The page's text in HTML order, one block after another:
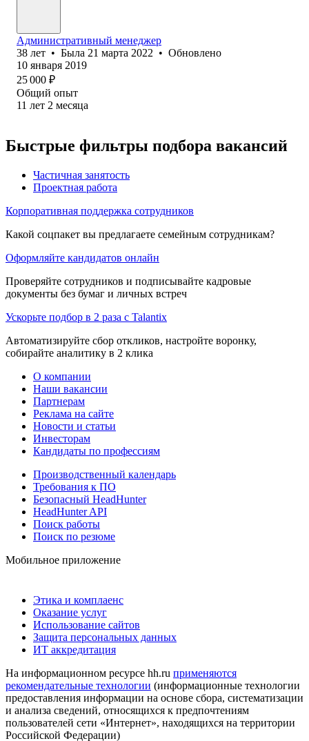
Административный менеджер
38 лет • Была 21 марта 2022 • Обновлено
10 января 2019
25 000 ₽
Общий опыт
11 лет 2 месяца
Быстрые фильтры подбора вакансий
Частичная занятость
Проектная работа
Корпоративная поддержка сотрудников
Какой соцпакет вы предлагаете семейным сотрудникам?
Оформляйте кандидатов онлайн
Проверяйте сотрудников и подписывайте кадровые
документы без бумаг и личных встреч
Ускорьте подбор в 2 раза с Talantix
Автоматизируйте сбор откликов, настройте воронку,
собирайте аналитику в 2 клика
О компании
Наши вакансии
Партнерам
Реклама на сайте
Новости и статьи
Инвесторам
Кандидаты по профессиям
Производственный календарь
Требования к ПО
Безопасный HeadHunter
HeadHunter API
Поиск работы
Поиск по резюме
Мобильное приложение
Этика и комплаенс
Оказание услуг
Использование сайтов
Защита персональных данных
ИТ аккредитация
На информационном ресурсе hh.ru применяются
рекомендательные технологии (информационные технологии
предоставления информации на основе сбора, систематизации
и анализа сведений, относящихся к предпочтениям
пользователей сети «Интернет», находящихся на территории
Российской Федерации)